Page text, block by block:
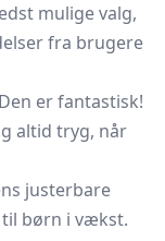
mulige valg,
fra brugere
er fantastisk!
altid tryg, når
justerbare
børn i vækst.